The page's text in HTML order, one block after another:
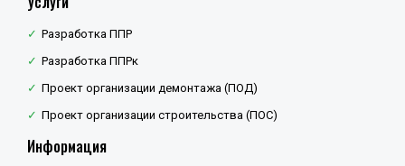
Разработка ППР
Разработка ППРк
Проект организации демонтажа (ПОД)
Проект организации строительства (ПОС)
Информация